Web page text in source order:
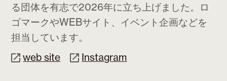
る団体を有志で2026年に立ち上げました。ロ
ゴマークやWEBサイト、イベント企画などを
担当しています。
web site
Instagram